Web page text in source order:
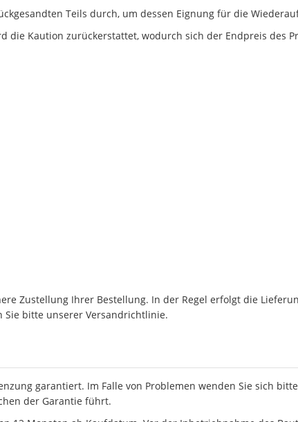
Teils durch, um dessen Eignung für die
die Kaution zurückerstattet, wodurch sich der Endpreis des
Zustellung Ihrer Bestellung. In der Regel erfolgt die
bitte unserer Versandrichtlinie.
garantiert. Im Falle von Problemen wenden Sie sich
der Garantie führt.